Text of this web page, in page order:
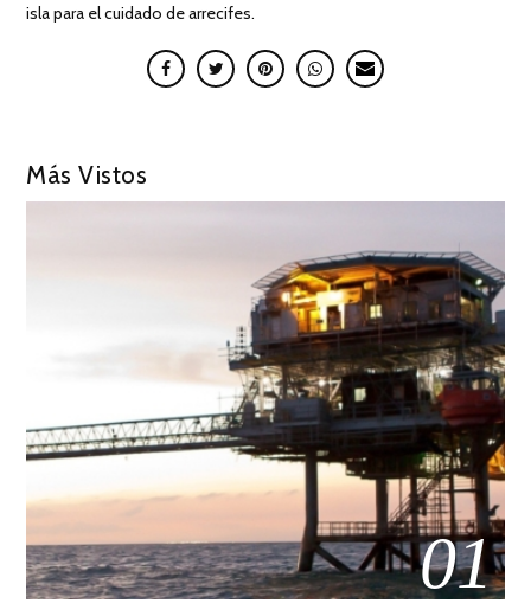
isla para el cuidado de arrecifes.
Más Vistos
01